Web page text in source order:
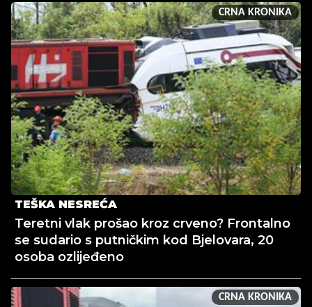
CRNA KRONIKA
TEŠKA NESREĆA
Teretni vlak prošao kroz crveno? Frontalno
se sudario s putničkim kod Bjelovara, 20
osoba ozlijeđeno
CRNA KRONIKA